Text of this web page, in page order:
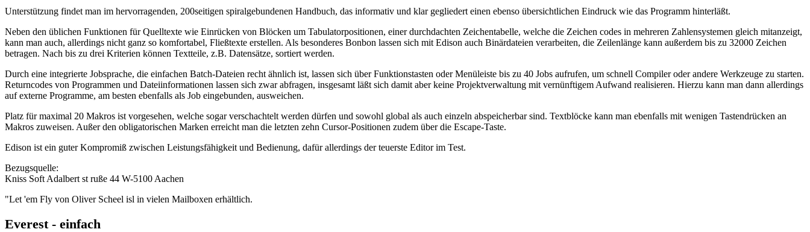
Unterstützung findet man im hervorragenden, 200seitigen spiralgebundenen Handbuch, das informativ und klar gegliedert einen ebenso übersichtlichen Eindruck wie das Programm hinterläßt.
Neben den üblichen Funktionen für Quelltexte wie Einrücken von Blöcken um Tabulatorpositionen, einer durchdachten Zeichentabelle, welche die Zeichen codes in mehreren Zahlensystemen gleich mitanzeigt,
kann man auch, allerdings nicht ganz so komfortabel, Fließtexte erstellen. Als besonderes Bonbon lassen sich mit Edison auch Binärdateien verarbeiten, die Zeilenlänge kann außerdem bis zu 32000 Zeichen
betragen. Nach bis zu drei Kriterien können Textteile, z.B. Datensätze, sortiert werden.
Durch eine integrierte Jobsprache, die einfachen Batch-Dateien recht ähnlich ist, lassen sich über Funktionstasten oder Menüleiste bis zu 40 Jobs aufrufen, um schnell Compiler oder andere Werkzeuge zu starten.
Returncodes von Programmen und Dateiinformationen lassen sich zwar abfragen, insgesamt läßt sich damit aber keine Projektverwaltung mit vernünftigem Aufwand realisieren. Hierzu kann man dann allerdings
auf externe Programme, am besten ebenfalls als Job eingebunden, ausweichen.
Platz für maximal 20 Makros ist vorgesehen, welche sogar verschachtelt werden dürfen und sowohl global als auch einzeln abspeicherbar sind. Textblöcke kann man ebenfalls mit wenigen Tastendrücken an
Makros zuweisen. Außer den obligatorischen Marken erreicht man die letzten zehn Cursor-Positionen zudem über die Escape-Taste.
Edison ist ein guter Kompromiß zwischen Leistungsfähigkeit und Bedienung, dafür allerdings der teuerste Editor im Test.
Bezugsquelle:
Kniss Soft Adalbert st ruße 44 W-5100 Aachen
"Let 'em Fly von Oliver Scheel isl in vielen Mailboxen erhältlich.
Everest - einfach